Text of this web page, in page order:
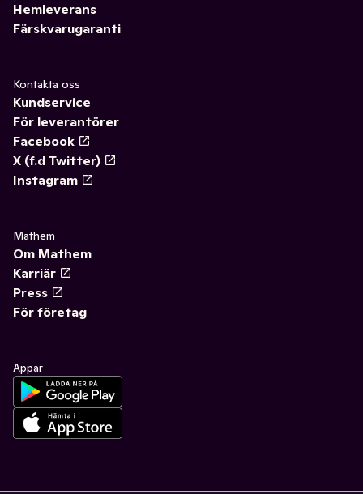
Hemleverans
Färskvarugaranti
Kontakta oss
Kundservice
För leverantörer
Facebook
X (f.d Twitter)
Instagram
Mathem
Om Mathem
Karriär
Press
För företag
Appar